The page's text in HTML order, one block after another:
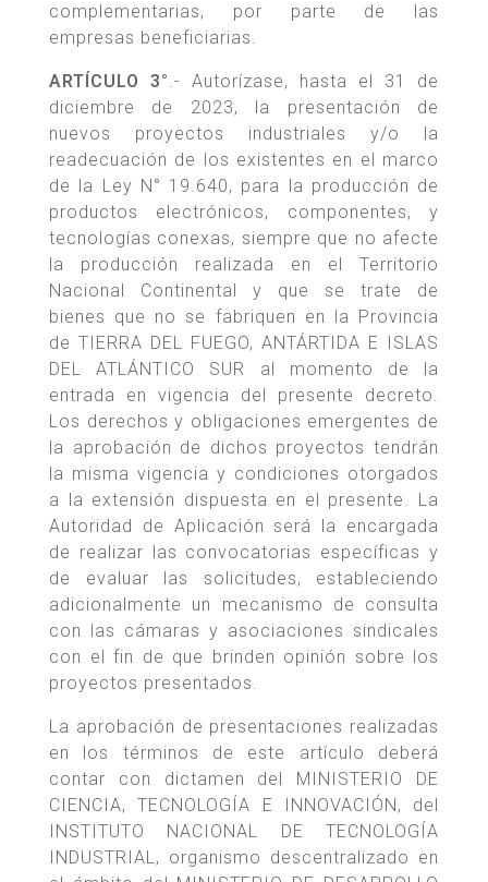
complementarias, por parte de las
empresas beneficiarias.
ARTÍCULO 3°.- Autorízase, hasta el 31 de
diciembre de 2023, la presentación de
nuevos proyectos industriales y/o la
readecuación de los existentes en el marco
de la Ley N° 19.640, para la producción de
productos electrónicos, componentes, y
tecnologías conexas, siempre que no afecte
la producción realizada en el Territorio
Nacional Continental y que se trate de
bienes que no se fabriquen en la Provincia
de TIERRA DEL FUEGO, ANTÁRTIDA E ISLAS
DEL ATLÁNTICO SUR al momento de la
entrada en vigencia del presente decreto.
Los derechos y obligaciones emergentes de
la aprobación de dichos proyectos tendrán
la misma vigencia y condiciones otorgados
a la extensión dispuesta en el presente. La
Autoridad de Aplicación será la encargada
de realizar las convocatorias específicas y
de evaluar las solicitudes, estableciendo
adicionalmente un mecanismo de consulta
con las cámaras y asociaciones sindicales
con el fin de que brinden opinión sobre los
proyectos presentados.
La aprobación de presentaciones realizadas
en los términos de este artículo deberá
contar con dictamen del MINISTERIO DE
CIENCIA, TECNOLOGÍA E INNOVACIÓN, del
INSTITUTO NACIONAL DE TECNOLOGÍA
INDUSTRIAL, organismo descentralizado en